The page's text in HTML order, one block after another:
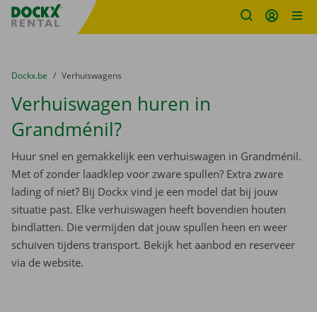
Fratello DEMO
U bevindt zich hier:
van
Dockx.be naar
Verhuiswagens
Verhuiswagen huren in
Grandménil?
Huur snel en gemakkelijk een verhuiswagen in Grandménil.
Met of zonder laadklep voor zware spullen? Extra zware
lading of niet? Bij Dockx vind je een model dat bij jouw
situatie past. Elke verhuiswagen heeft bovendien houten
bindlatten. Die vermijden dat jouw spullen heen en weer
schuiven tijdens transport. Bekijk het aanbod en reserveer
via de website.